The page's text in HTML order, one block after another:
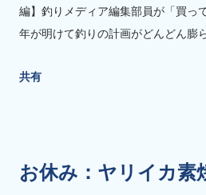
編】釣りメディア編集部員が「買っ
年が明けて釣りの計画がどんどん膨
ダー結束のツールとして紹介されて
共有
お休み：ヤリイカ素